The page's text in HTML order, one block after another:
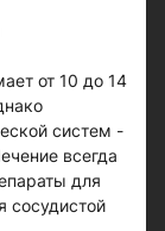
от 10 до 14
систем -
всегда
для
сосудистой